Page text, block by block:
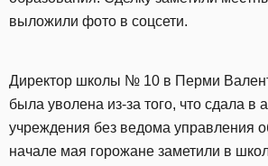
выложили фото в соцсети.
Директор школы № 10 в Перми
была уволена из-за того, что сдала в
учреждения без ведома управления
начале мая горожане заметили в